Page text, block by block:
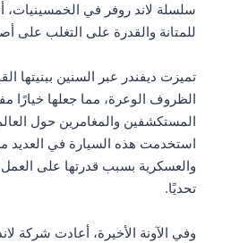
سلسلة لاند روفر في الخمسينيات،
للمتانة والقدرة على التغلب على
تميزت ديفندر عبر السنين ببنيتها
الظروف الوعرة، مما جعلها خيارًا
المستكشفين والمغامرين حول
استخدمت هذه السيارة في العديد
والعسكرية بسبب قدرتها على
تحديًا.
وفي الآونة الأخيرة، أعادت شركة